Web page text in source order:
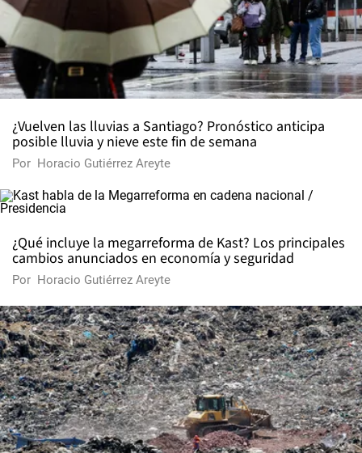
¿Vuelven las lluvias a Santiago? Pronóstico anticipa
posible lluvia y nieve este fin de semana
Por Horacio Gutiérrez Areyte
¿Qué incluye la megarreforma de Kast? Los principales
cambios anunciados en economía y seguridad
Por Horacio Gutiérrez Areyte